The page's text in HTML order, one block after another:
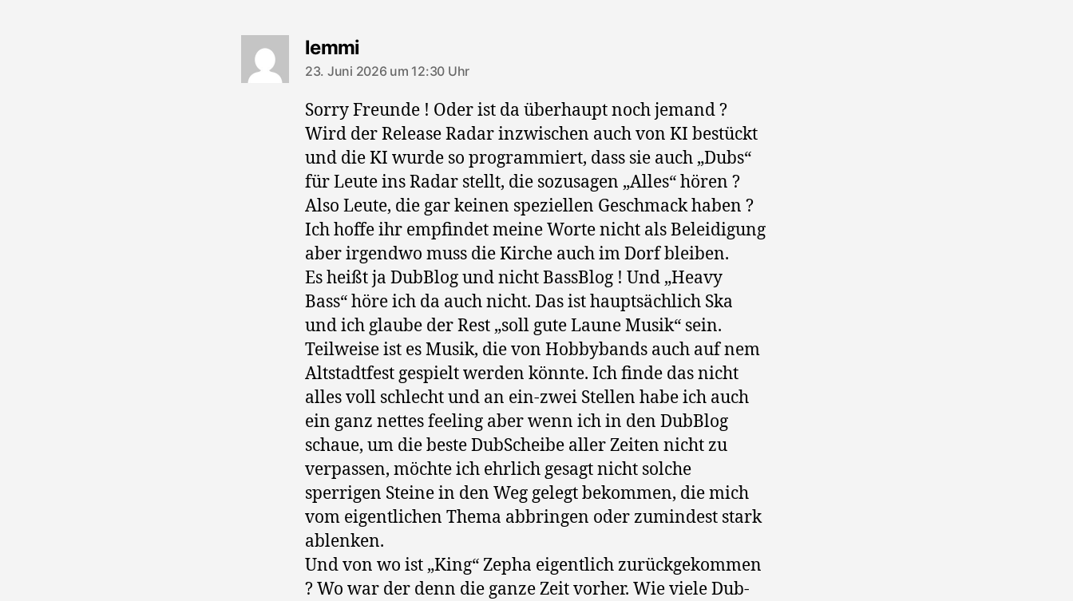
lemmisagt:
23. Juni 2026 um 12:30 Uhr
Sorry Freunde ! Oder ist da überhaupt noch jemand ?
Wird der Release Radar inzwischen auch von KI bestückt
und die KI wurde so programmiert, dass sie auch „Dubs“
für Leute ins Radar stellt, die sozusagen „Alles“ hören ?
Also Leute, die gar keinen speziellen Geschmack haben ?
Ich hoffe ihr empfindet meine Worte nicht als Beleidigung
aber irgendwo muss die Kirche auch im Dorf bleiben.
Es heißt ja DubBlog und nicht BassBlog ! Und „Heavy
Bass“ höre ich da auch nicht. Das ist hauptsächlich Ska
und ich glaube der Rest „soll gute Laune Musik“ sein.
Teilweise ist es Musik, die von Hobbybands auch auf nem
Altstadtfest gespielt werden könnte. Ich finde das nicht
alles voll schlecht und an ein-zwei Stellen habe ich auch
ein ganz nettes feeling aber wenn ich in den DubBlog
schaue, um die beste DubScheibe aller Zeiten nicht zu
verpassen, möchte ich ehrlich gesagt nicht solche
sperrigen Steine in den Weg gelegt bekommen, die mich
vom eigentlichen Thema abbringen oder zumindest stark
ablenken.
Und von wo ist „King“ Zepha eigentlich zurückgekommen
? Wo war der denn die ganze Zeit vorher. Wie viele Dub-